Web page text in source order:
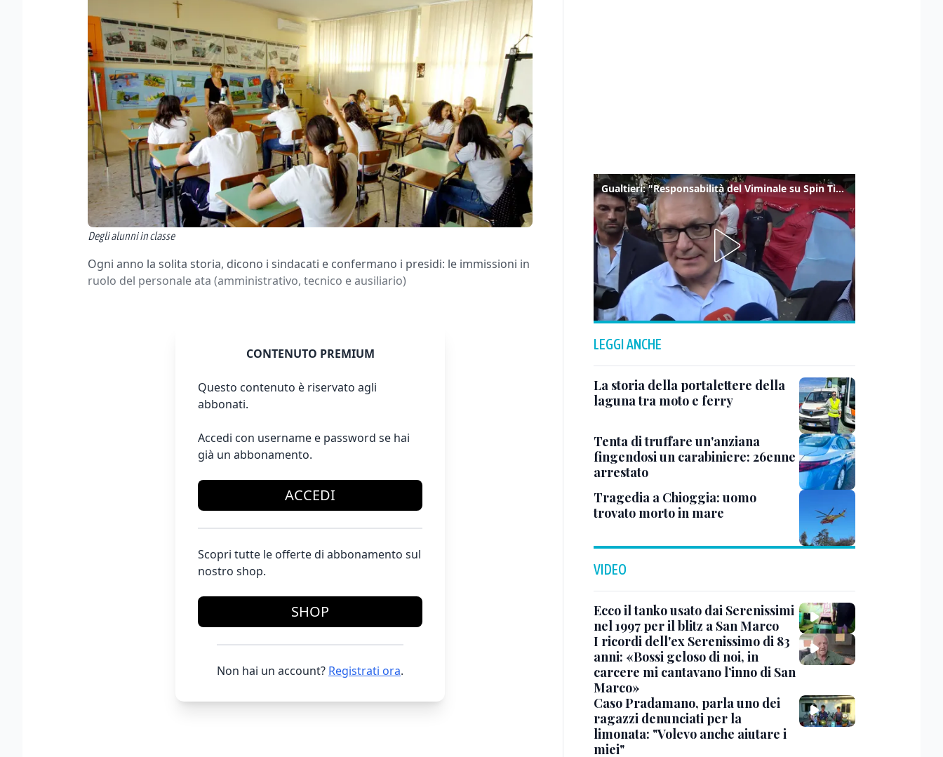
Degli alunni in classe
Ogni anno la solita storia, dicono i sindacati e confermano i presidi: le immissioni in
ruolo del personale ata (amministrativo, tecnico e ausiliario)
CONTENUTO PREMIUM
Questo contenuto è riservato agli
abbonati.
Accedi con username e password se hai
già un abbonamento.
ACCEDI
Scopri tutte le offerte di abbonamento sul
nostro shop.
SHOP
Non hai un account? Registrati ora.
Gualtieri: "Responsabilità del Viminale su Spin Time? La posizione dei partiti è nota"
LEGGI ANCHE
La storia della portalettere della
laguna tra moto e ferry
Tenta di truffare un'anziana
fingendosi un carabiniere: 26enne
arrestato
Tragedia a Chioggia: uomo
trovato morto in mare
VIDEO
Ecco il tanko usato dai Serenissimi
nel 1997 per il blitz a San Marco
I ricordi dell'ex Serenissimo di 83
anni: «Bossi geloso di noi, in
carcere mi cantavano l’inno di San
Marco»
Caso Pradamano, parla uno dei
ragazzi denunciati per la
limonata: "Volevo anche aiutare i
miei"